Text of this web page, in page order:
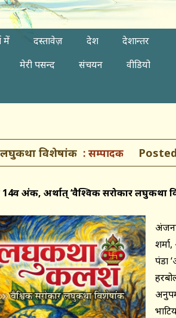
में दस्तावेज़ देश
देशान्तर
मेरी पसन्द संचयन
वीडियो
लघुकथा विशेषांक सम्पादक Posted:
अंक, अर्थात् ‘वैश्विक सरोकार लघुकथा
पंडा